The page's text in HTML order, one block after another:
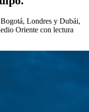
Londres y Dubái,
Oriente con lectura